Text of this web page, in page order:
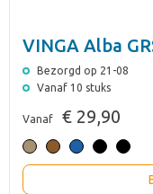
VINGA Alba
Bezorgd op 21-08
Vanaf 10 stuks
Vanaf € 29,90